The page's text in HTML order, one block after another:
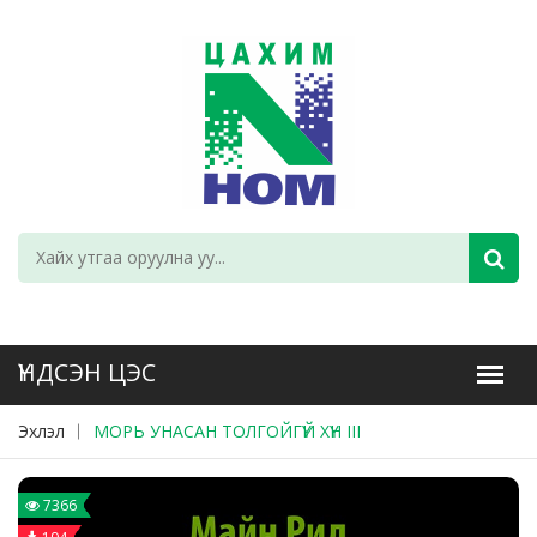
Эхлэл МОРЬ УНАСАН ТОЛГОЙГҮЙ ХҮН III
7366